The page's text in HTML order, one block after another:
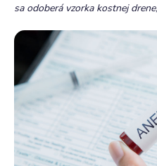
sa odoberá vzorka kostnej